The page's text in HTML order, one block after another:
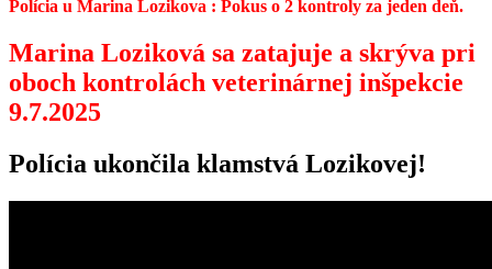
Polícia u Marina Lozikova : Pokus o 2 kontroly za jeden deň.
Marina Loziková sa zatajuje a skrýva pri
oboch kontrolách veterinárnej inšpekcie
9.7.2025
Polícia ukončila klamstvá Lozikovej!